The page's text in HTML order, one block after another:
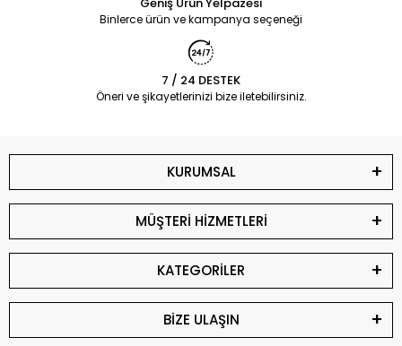
Geniş Ürün Yelpazesi
Binlerce ürün ve kampanya seçeneği
7 / 24 DESTEK
Öneri ve şikayetlerinizi bize iletebilirsiniz.
KURUMSAL
MÜŞTERİ HİZMETLERİ
KATEGORİLER
BİZE ULAŞIN